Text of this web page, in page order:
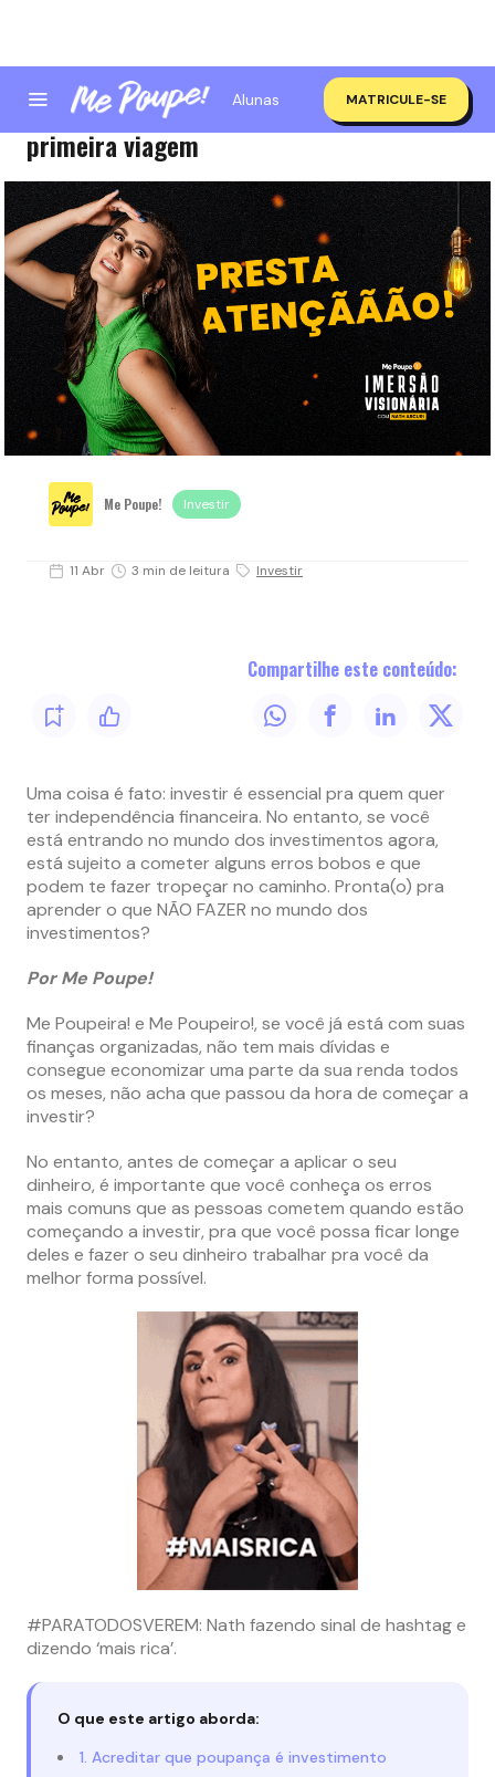
Alunas MATRICULE-SE
Os 5 erros mais comuns do investidor de
primeira viagem
Me Poupe! Investir
11 Abr 3 min de leitura Investir
Compartilhe este conteúdo:
Uma coisa é fato: investir é essencial pra quem quer
ter independência financeira. No entanto, se você
está entrando no mundo dos investimentos agora,
está sujeito a cometer alguns erros bobos e que
podem te fazer tropeçar no caminho. Pronta(o) pra
aprender o que NÃO FAZER no mundo dos
investimentos?
Por Me Poupe!
Me Poupeira! e Me Poupeiro!, se você já está com suas
finanças organizadas, não tem mais dívidas e
consegue economizar uma parte da sua renda todos
os meses, não acha que passou da hora de começar a
investir?
No entanto, antes de começar a aplicar o seu
dinheiro, é importante que você conheça os erros
mais comuns que as pessoas cometem quando estão
começando a investir, pra que você possa ficar longe
deles e fazer o seu dinheiro trabalhar pra você da
melhor forma possível.
#PARATODOSVEREM: Nath fazendo sinal de hashtag e
dizendo ‘mais rica’.
O que este artigo aborda:
1. Acreditar que poupança é investimento